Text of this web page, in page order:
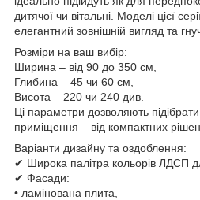
дитячої чи вітальні. Моделі цієї
елегантний зовнішній вигляд та
Розміри на ваш вибір:
Ширина – від 90 до 350 см,
Глибина – 45 чи 60 см,
Висота – 220 чи 240 див.
Ці параметри дозволяють
приміщення – від компактних
Варіанти дизайну та оздоблення:
✔ Широка палітра кольорів ЛДСП
✔ Фасади:
• ламінована плита,